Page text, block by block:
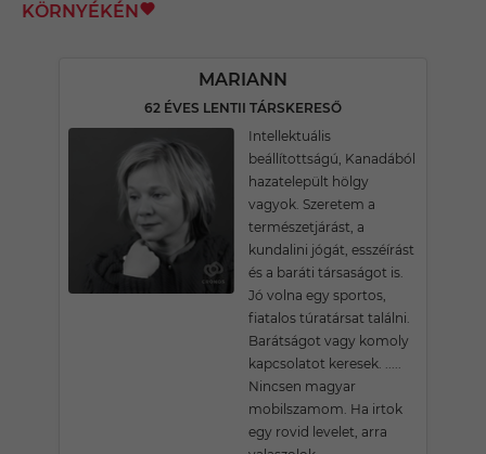
KÖRNYÉKÉN
MARIANN
62 ÉVES LENTII TÁRSKERESŐ
Intellektuális
beállítottságú, Kanadából
hazatelepült hölgy
vagyok. Szeretem a
természetjárást, a
kundalini jógát, esszéírást
és a baráti társaságot is.
Jó volna egy sportos,
fiatalos túratársat találni.
Barátságot vagy komoly
kapcsolatot keresek. .....
Nincsen magyar
mobilszamom. Ha irtok
egy rovid levelet, arra